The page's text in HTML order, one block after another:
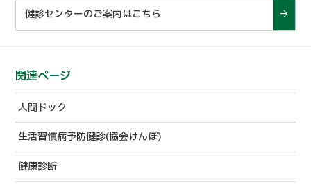
健診センターのご案内はこちら
関連ページ
人間ドック
生活習慣病予防健診(協会けんぽ)
健康診断